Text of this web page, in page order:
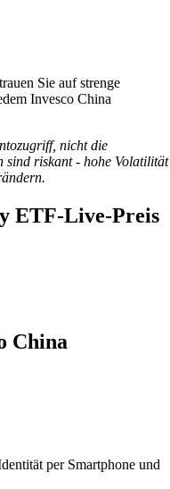
Sie auf strenge
Invesco China
nicht die
sind riskant - hohe Volatilität
ETF-Live-Preis
China
per Smartphone und